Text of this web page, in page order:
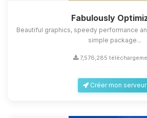
Fabulously
Beautiful graphics, speedy performance
simple package...
7,576,285
Créer mon serveur